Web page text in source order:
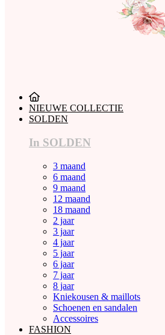
NIEUWE COLLECTIE
SOLDEN
In SOLDEN
3 maand
6 maand
9 maand
12 maand
18 maand
2 jaar
3 jaar
4 jaar
5 jaar
6 jaar
7 jaar
8 jaar
Kniekousen & maillots
Schoenen en sandalen
Accessoires
FASHION